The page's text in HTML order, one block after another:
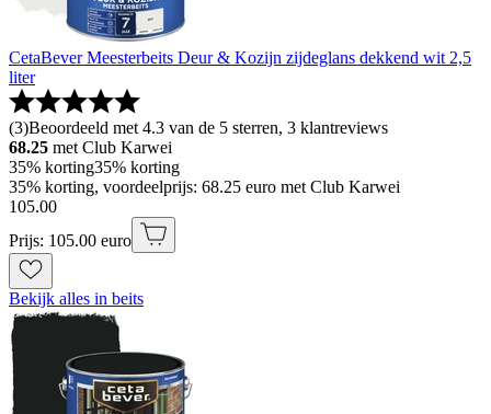
CetaBever Meesterbeits Deur & Kozijn zijdeglans dekkend wit 2,5
liter
(3)Beoordeeld met 4.3 van de 5 sterren, 3 klantreviews
68.25 met Club Karwei
35% korting35% korting
35% korting, voordeelprijs: 68.25 euro met Club Karwei
105.00
Prijs: 105.00 euro
Bekijk alles in beits